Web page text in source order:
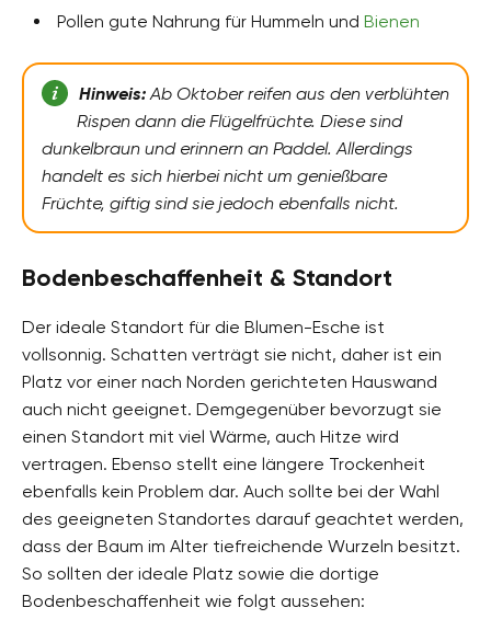
Pollen gute Nahrung für Hummeln und Bienen
Hinweis:Ab Oktober reifen aus den verblühten
Rispen dann die Flügelfrüchte. Diese sind
dunkelbraun und erinnern an Paddel. Allerdings
handelt es sich hierbei nicht um genießbare
Früchte, giftig sind sie jedoch ebenfalls nicht.
Bodenbeschaffenheit & Standort
Der ideale Standort für die Blumen-Esche ist
vollsonnig. Schatten verträgt sie nicht, daher ist ein
Platz vor einer nach Norden gerichteten Hauswand
auch nicht geeignet. Demgegenüber bevorzugt sie
einen Standort mit viel Wärme, auch Hitze wird
vertragen. Ebenso stellt eine längere Trockenheit
ebenfalls kein Problem dar. Auch sollte bei der Wahl
des geeigneten Standortes darauf geachtet werden,
dass der Baum im Alter tiefreichende Wurzeln besitzt.
So sollten der ideale Platz sowie die dortige
Bodenbeschaffenheit wie folgt aussehen: